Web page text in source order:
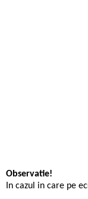
Observatie!
In cazul in care pe